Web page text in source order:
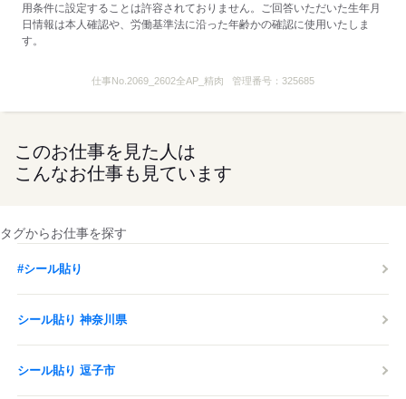
レジ・グロサリー・ハローマンは任意
※当店は屋内全面禁煙です
用条件に設定することは許容されておりません。ご回答いただいた生年月
日情報は本人確認や、労働基準法に沿った年齢かの確認に使用いたしま
す。
仕事No. 2069_2602全AP_精肉 管理番号：325685
このお仕事を見た人は
こんなお仕事も見ています
タグからお仕事を探す
#シール貼り
シール貼り 神奈川県
シール貼り 逗子市